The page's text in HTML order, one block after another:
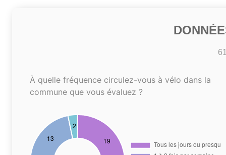
À quelle fréquence circulez-vous à vélo dans la
commune que vous évaluez ?